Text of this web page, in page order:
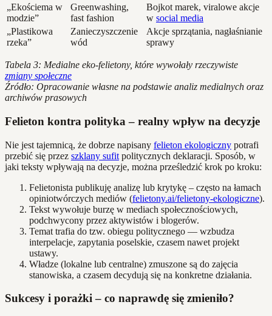
„Ekościema w
modzie”
Greenwashing,
fast fashion
Bojkot marek, viralowe akcje
w social media
„Plastikowa
rzeka”
Zanieczyszczenie
wód
Akcje sprzątania, nagłaśnianie
sprawy
Tabela 3: Medialne eko-felietony, które wywołały rzeczywiste
zmiany społeczne
Źródło: Opracowanie własne na podstawie analiz medialnych oraz
archiwów prasowych
Felieton kontra polityka – realny wpływ na decyzje
Nie jest tajemnicą, że dobrze napisany felieton ekologiczny potrafi
przebić się przez szklany sufit politycznych deklaracji. Sposób, w
jaki teksty wpływają na decyzje, można prześledzić krok po kroku:
Felietonista publikuję analizę lub krytykę – często na łamach
opiniotwórczych mediów (felietony.ai/felietony-ekologiczne).
Tekst wywołuje burzę w mediach społecznościowych,
podchwycony przez aktywistów i blogerów.
Temat trafia do tzw. obiegu politycznego — wzbudza
interpelacje, zapytania poselskie, czasem nawet projekt
ustawy.
Władze (lokalne lub centralne) zmuszone są do zajęcia
stanowiska, a czasem decydują się na konkretne działania.
Sukcesy i porażki – co naprawdę się zmieniło?